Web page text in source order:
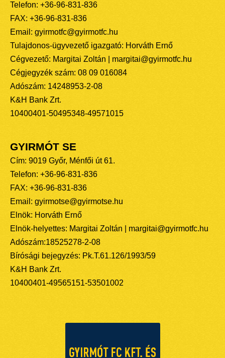
Telefon: +36-96-831-836
FAX: +36-96-831-836
Email: gyirmotfc@gyirmotfc.hu
Tulajdonos-ügyvezető igazgató: Horváth Ernő
Cégvezető: Margitai Zoltán | margitai@gyirmotfc.hu
Cégjegyzék szám: 08 09 016084
Adószám: 14248953-2-08
K&H Bank Zrt.
10400401-50495348-49571015
GYIRMÓT SE
Cím: 9019 Győr, Ménfői út 61.
Telefon: +36-96-831-836
FAX: +36-96-831-836
Email: gyirmotse@gyirmotse.hu
Elnök: Horváth Ernő
Elnök-helyettes: Margitai Zoltán | margitai@gyirmotfc.hu
Adószám:18525278-2-08
Bírósági bejegyzés: Pk.T.61.126/1993/59
K&H Bank Zrt.
10400401-49565151-53501002